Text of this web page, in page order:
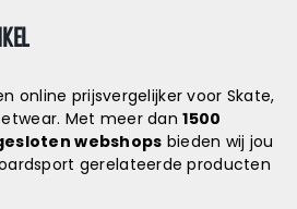
online prijsvergelijker voor Skate,
Met meer dan1500
webshops bieden wij jou
gerelateerde producten